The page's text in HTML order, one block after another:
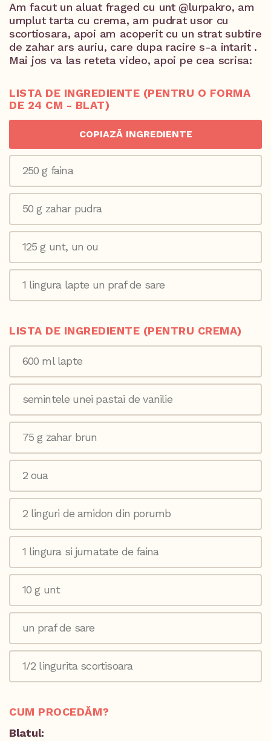
Am facut un aluat fraged cu unt @lurpakro, am
umplut tarta cu crema, am pudrat usor cu
scortiosara, apoi am acoperit cu un strat subtire
de zahar ars auriu, care dupa racire s-a intarit .
Mai jos va las reteta video, apoi pe cea scrisa:
LISTA DE INGREDIENTE (PENTRU O FORMA
DE 24 CM - BLAT)
COPIAZĂ INGREDIENTE
250 g faina
50 g zahar pudra
125 g unt, un ou
1 lingura lapte un praf de sare
LISTA DE INGREDIENTE (PENTRU CREMA)
600 ml lapte
semintele unei pastai de vanilie
75 g zahar brun
2 oua
2 linguri de amidon din porumb
1 lingura si jumatate de faina
10 g unt
un praf de sare
1/2 lingurita scortisoara
CUM PROCEDĂM?
Blatul: